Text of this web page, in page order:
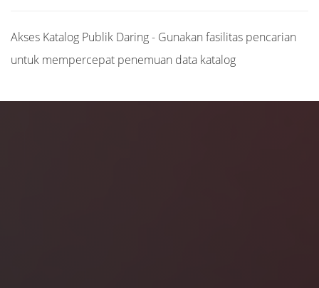
Akses Katalog Publik Daring - Gunakan fasilitas pencarian
untuk mempercepat penemuan data katalog